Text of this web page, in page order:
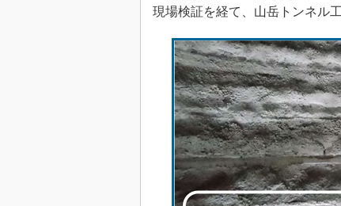
現場検証を経て、山岳トンネル